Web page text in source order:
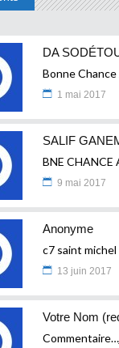
DA
Bonne Chance
1 mai 2017
SALIF
BNE CHANCE
9 mai 2017
Anonyme
c7 saint
13 juin 2017
Votre Nom